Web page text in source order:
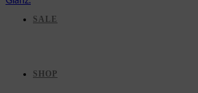
SALE
SHOP